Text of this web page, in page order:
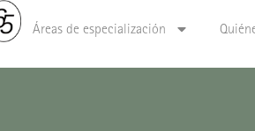
Áreas de especialización